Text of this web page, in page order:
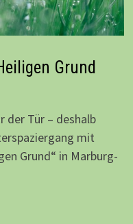
Grund
der Tür – deshalb
mit
Grund“ in Marburg-